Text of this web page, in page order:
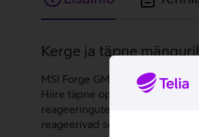
Lisainfo
Kerge ja täpne
MSI Forge GM100 on juhtmega
Hiire täpne optiline sensor
reageeringutest kuni täpse
reageerivad selge klikitundega,